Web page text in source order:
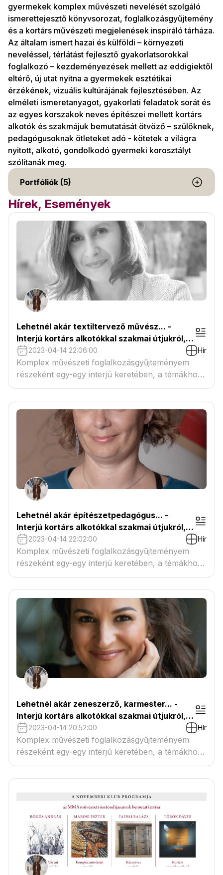
gyermekek komplex művészeti nevelését szolgáló
ismerettejesztő könyvsorozat, foglalkozásgyűjtemény
és a kortárs művészeti megjelenések inspiráló tárháza.
Az általam ismert hazai és külföldi – környezeti
neveléssel, térlátást fejlesztő gyakorlatsorokkal
foglalkozó – kezdeményezések mellett az eddigiektől
eltérő, új utat nyitna a gyermekek esztétikai
érzékének, vizuális kultúrájának fejlesztésében. Az
elméleti ismeretanyagot, gyakorlati feladatok sorát és
az egyes korszakok neves építészei mellett kortárs
alkotók és szakmájuk bemutatását ötvöző – szülőknek,
pedagógusoknak ötleteket adó - kötetek a világra
nyitott, alkotó, gondolkodó gyermeki korosztályt
szólítanák meg.
Portfóliók (5)
Hírek, Események
Lehetnél akár textiltervező művész... -
Interjú kortárs alkotókkal szakmai útjukról,
hivatásukról - Hegedűs Andrea textiltervező
művész
2023-04-14 22:06:00 Hír
Komplex művészeti foglalkozásgyűjteményem
részeként egy-egy interjú keretében, a témákhoz
kapcsolódva kortárs alkotókat és hivatásokat
szeretnék bemutatni a művészetek iránt fogékony
gyermekeknek. A Középkor művészeti világához
kapcsolódva beszélgettem Hegedűs Andrea
textiltervező művésszel.
Lehetnél akár építészetpedagógus... -
Interjú kortárs alkotókkal szakmai útjukról,
hivatásukról - Gerzsenyi Judit
építészmérnök, építészetpedagógus
2023-04-14 22:02:00 Hír
Komplex művészeti foglalkozásgyűjteményem
részeként egy-egy interjú keretében, a témákhoz
kapcsolódva kortárs alkotókat és hivatásokat
szeretnék bemutatni a művészetek iránt fogékony
gyermekeknek. A Középkor művészeti világához
kapcsolódva beszélgettem Gerzsenyi Judit
építészetpedagógussal.
Lehetnél akár zeneszerző, karmester... -
Interjú kortárs alkotókkal szakmai útjukról,
hivatásukról - Dobszay-Meskó Ilona
zeneszerző és karmester
2023-04-14 20:52:00 Hír
Komplex művészeti foglalkozásgyűjteményem
részeként egy-egy interjú keretében, a témákhoz
kapcsolódva kortárs alkotókat és hivatásokat
szeretnék bemutatni a művészetek iránt fogékony
kapcsolódva beszélgettem Dobszay-Meskó Ilona
zeneszerzővel, karmesterrel